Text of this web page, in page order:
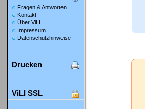
Fragen & Antworten
Kontakt
Über ViLI
Impressum
Datenschutzhinweise
Drucken
ViLI SSL